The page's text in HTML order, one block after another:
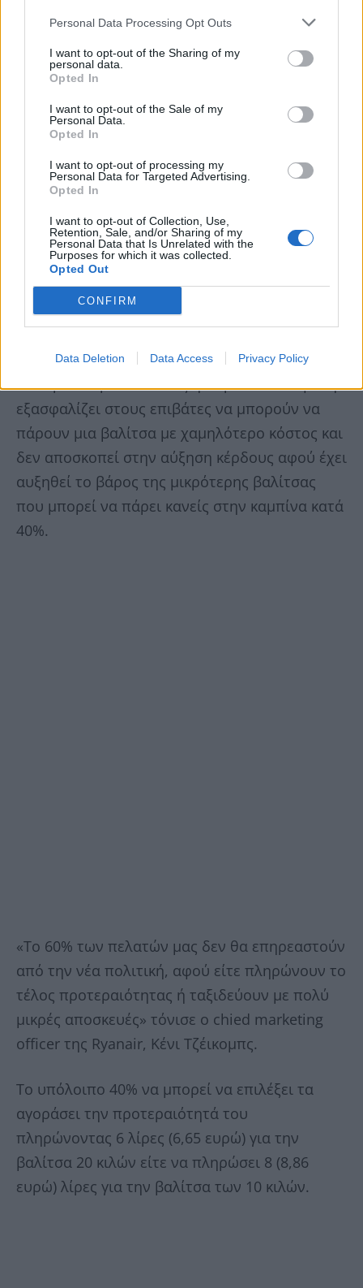
Personal Data Processing Opt Outs
I want to opt-out of the Sharing of my
personal data.
Opted In
I want to opt-out of the Sale of my
Personal Data.
Opted In
I want to opt-out of processing my
Personal Data for Targeted Advertising.
Opted In
I want to opt-out of Collection, Use,
Retention, Sale, and/or Sharing of my
Personal Data that Is Unrelated with the
Purposes for which it was collected.
Opted Out
CONFIRM
Data Deletion Data Access Privacy Policy
Να υπενθυμίσουμε ότι η εταιρεία είχε αλλάξει
την πολιτική βαλίτσας τον περασμένο
Ιανουάριο ωστόσο το νέο καθεστώς το οποίο
επιτρέπει στους επιβάτες να παραδίδουν τις
χειραποσκευές τους δωρεάν στις πύλες
επιβίβασης, εξακολουθεί να προκαλεί
καθυστερήσεις, πράγμα το οποίο με τόσο
σφιχτό πτητικό πρόγραμμα της κοστίζει εν
Διευκρίνισε μάλιστα πως η παρούσα απόφαση
εξασφαλίζει στους επιβάτες να μπορούν να
πάρουν μια βαλίτσα με χαμηλότερο κόστος και
δεν αποσκοπεί στην αύξηση κέρδους αφού έχει
αυξηθεί το βάρος της μικρότερης βαλίτσας
που μπορεί να πάρει κανείς στην καμπίνα κατά
40%.
«Το 60% των πελατών μας δεν θα επηρεαστούν
από την νέα πολιτική, αφού είτε πληρώνουν το
τέλος προτεραιότητας ή ταξιδεύουν με πολύ
μικρές αποσκευές» τόνισε ο chied marketing
officer της Ryanair, Κένι Τζέικομπς.
Το υπόλοιπο 40% να μπορεί να επιλέξει τα
αγοράσει την προτεραιότητά του
πληρώνοντας 6 λίρες (6,65 ευρώ) για την
βαλίτσα 20 κιλών είτε να πληρώσει 8 (8,86
ευρώ) λίρες για την βαλίτσα των 10 κιλών.